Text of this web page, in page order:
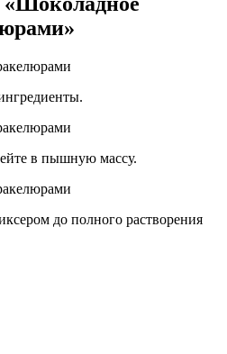
в пышную массу.
до полного растворения